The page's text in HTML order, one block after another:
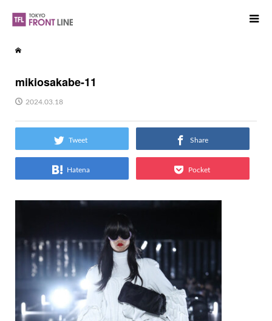
mikiosakabe-11
2024.03.18
Tweet Share
Hatena Pocket